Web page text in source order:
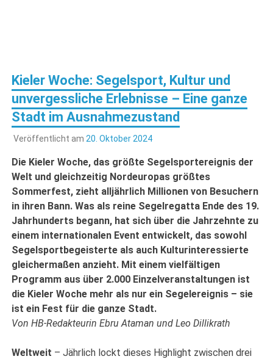
Kieler Woche: Segelsport, Kultur und
unvergessliche Erlebnisse – Eine ganze
Stadt im Ausnahmezustand
Veröffentlicht am 20. Oktober 2024
Die Kieler Woche, das größte Segelsportereignis der
Welt und gleichzeitig Nordeuropas größtes
Sommerfest, zieht alljährlich Millionen von Besuchern
in ihren Bann. Was als reine Segelregatta Ende des 19.
Jahrhunderts begann, hat sich über die Jahrzehnte zu
einem internationalen Event entwickelt, das sowohl
Segelsportbegeisterte als auch Kulturinteressierte
gleichermaßen anzieht. Mit einem vielfältigen
Programm aus über 2.000 Einzelveranstaltungen ist
die Kieler Woche mehr als nur ein Segelereignis – sie
ist ein Fest für die ganze Stadt.
Von HB-Redakteurin Ebru Ataman und Leo Dillikrath
Weltweit – Jährlich lockt dieses Highlight zwischen drei